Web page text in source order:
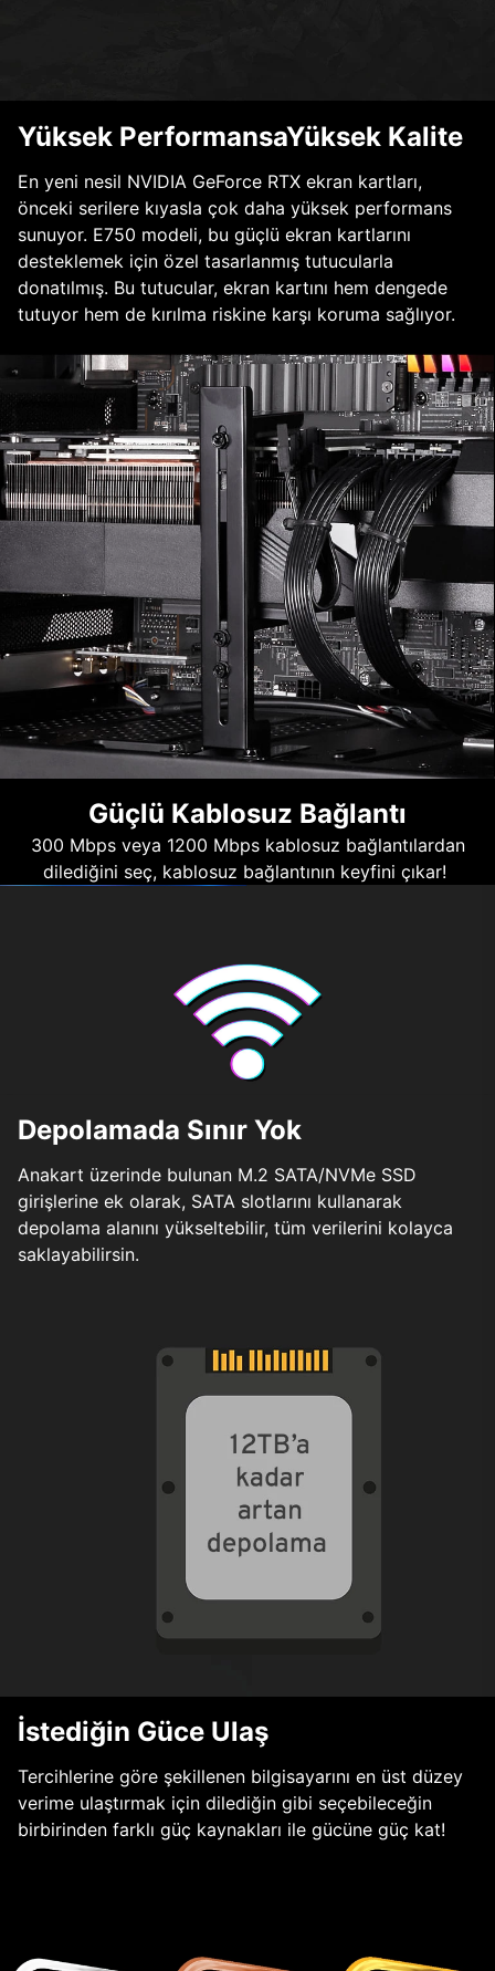
Yüksek PerformansaYüksek Kalite
En yeni nesil NVIDIA GeForce RTX ekran kartları,
önceki serilere kıyasla çok daha yüksek performans
sunuyor. E750 modeli, bu güçlü ekran kartlarını
desteklemek için özel tasarlanmış tutucularla
donatılmış. Bu tutucular, ekran kartını hem dengede
tutuyor hem de kırılma riskine karşı koruma sağlıyor.
Güçlü Kablosuz Bağlantı
300 Mbps veya 1200 Mbps kablosuz bağlantılardan
dilediğini seç, kablosuz bağlantının keyfini çıkar!
Depolamada Sınır Yok
Anakart üzerinde bulunan M.2 SATA/NVMe SSD
girişlerine ek olarak, SATA slotlarını kullanarak
depolama alanını yükseltebilir, tüm verilerini kolayca
saklayabilirsin.
İstediğin Güce Ulaş
Tercihlerine göre şekillenen bilgisayarını en üst düzey
verime ulaştırmak için dilediğin gibi seçebileceğin
birbirinden farklı güç kaynakları ile gücüne güç kat!